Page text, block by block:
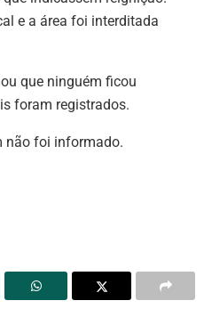
e a área foi interditada
que ninguém ficou
foram registrados.
não foi informado.